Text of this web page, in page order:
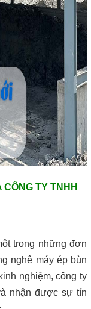
TY TNHH
trong những đơn
nghệ máy ép bùn
nghiệm, công ty
nhận được sự tín